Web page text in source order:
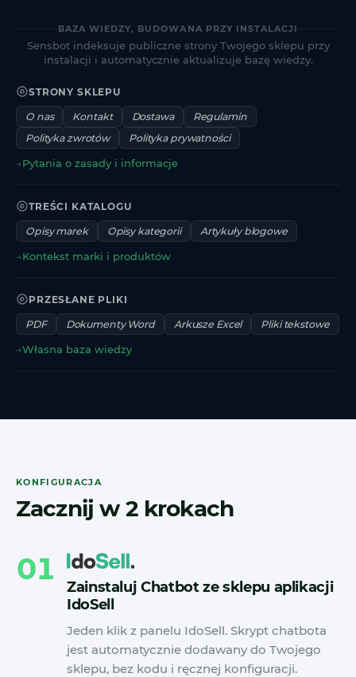
BAZA WIEDZY, BUDOWANA PRZY INSTALACJI
Sensbot indeksuje publiczne strony Twojego sklepu przy
instalacji i automatycznie aktualizuje bazę wiedzy.
STRONY SKLEPU
O nas Kontakt Dostawa
Regulamin
Polityka zwrotów
Polityka prywatności
→Pytania o zasady i informacje
TREŚCI KATALOGU
Opisy marek Opisy kategorii Artykuły blogowe
→Kontekst marki i produktów
PRZESŁANE PLIKI
PDF Dokumenty Word Arkusze Excel Pliki tekstowe
→Własna baza wiedzy
KONFIGURACJA
Zacznij w 2 krokach
01
Zainstaluj Chatbot ze sklepu aplikacji
IdoSell
Jeden klik z panelu IdoSell. Skrypt chatbota
jest automatycznie dodawany do Twojego
sklepu, bez kodu i ręcznej konfiguracji.